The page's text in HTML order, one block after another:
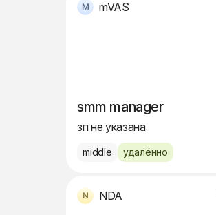
mVAS
smm manager
зп не указана
middle удалённо
NDA